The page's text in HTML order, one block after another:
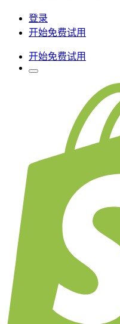
登录
开始免费试用
开始免费试用